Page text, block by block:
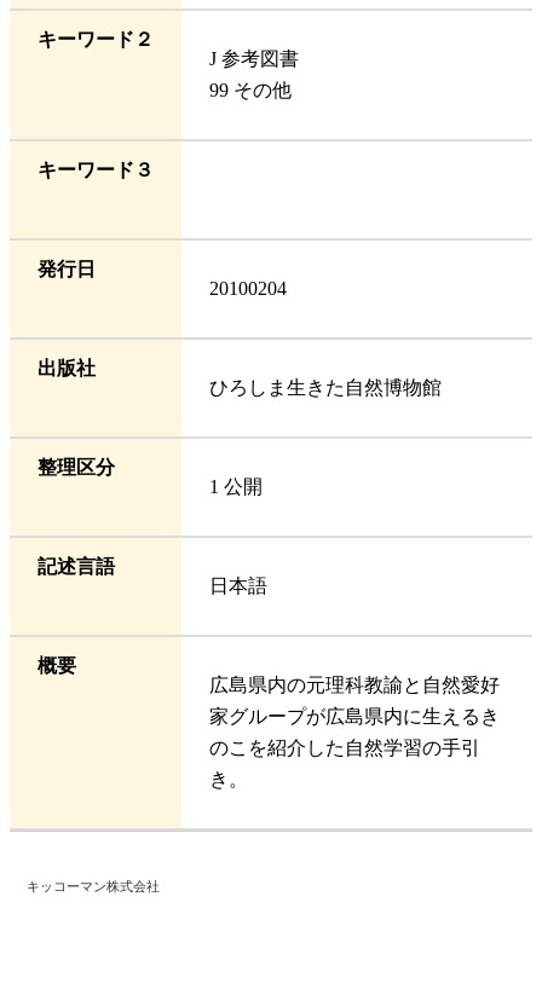
キーワード２
J 参考図書
99 その他
キーワード３
発行日
20100204
出版社
ひろしま生きた自然博物館
整理区分
1 公開
記述言語
日本語
概要
広島県内の元理科教諭と自然愛好
家グループが広島県内に生えるき
のこを紹介した自然学習の手引
き。
キッコーマン株式会社